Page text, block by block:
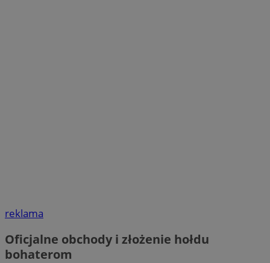
reklama
Oficjalne obchody i złożenie hołdu
bohaterom